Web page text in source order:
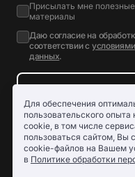
Присылать мне
материалы
Даю согласие на
соответствии с условиями
данных.
© ПРОГРАММА ДЛЯ ЭВМ,
Для обеспечения
пользовательского
cookie, в том числе
пользоваться сайтом, Вы
cookie-файлов на Вашем
в Политике обработки